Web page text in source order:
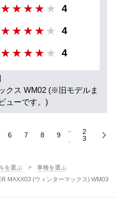
4
4
4
クス WM02 (※旧モデルま
ューです。)
6 7 8 9
2
3
を選ぶ
車種を選ぶ
MAXX03 (ウィンターマックス) WM03